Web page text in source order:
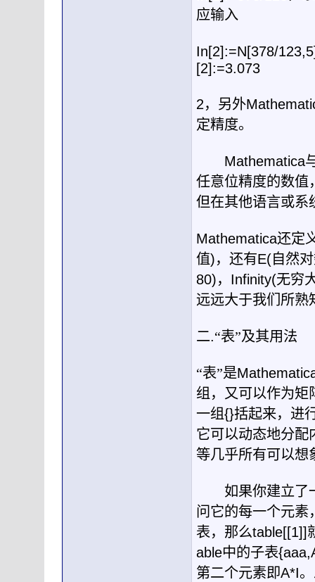
应输入
In[2]:=N[378/
[2]:=3.073
2，另外
定精度。
Mathematica
任意位精度的数值
但在其他语言或系
Mathematica还定
值)，还有E(自然
80)， Infinity(无穷
远远大于我们所熟
二.“表”及其用法
“表”是
组，又可以作为矩
一组{}括起来，进
它可以动态地分配
等几乎所有可以想
如果你建立了一
问它的每一个元素
表，那么table[[1]]
able中的子表
第二个元素即A*I